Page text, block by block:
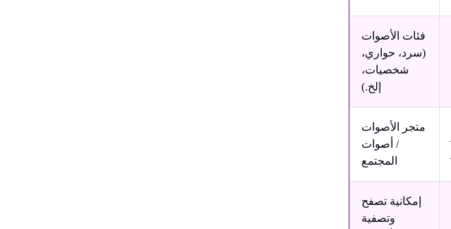
فئات الأصوات
(سرد، حواري،
شخصيات،
إلخ.)
متجر الأصوات
/ أصوات
المجتمع
إمكانية تصفح
وتصفية